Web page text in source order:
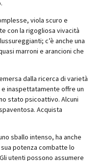
viola scuro e
con la rigogliosa vivacità
c’è anche una
marroni e arancioni che
dalla ricerca di varietà
inaspettatamente offre un
stato psicoattivo. Alcuni
Acquista
sballo intenso, ha anche
potenza combatte lo
utenti possono assumere